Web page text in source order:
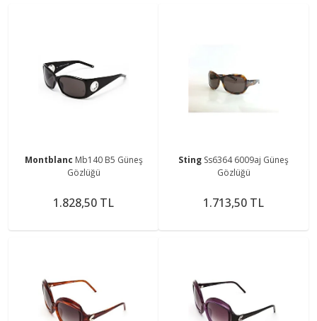
Montblanc Mb140 B5 Güneş
Gözlüğü
1.828,50 TL
Sting Ss6364 6009aj Güneş
Gözlüğü
1.713,50 TL